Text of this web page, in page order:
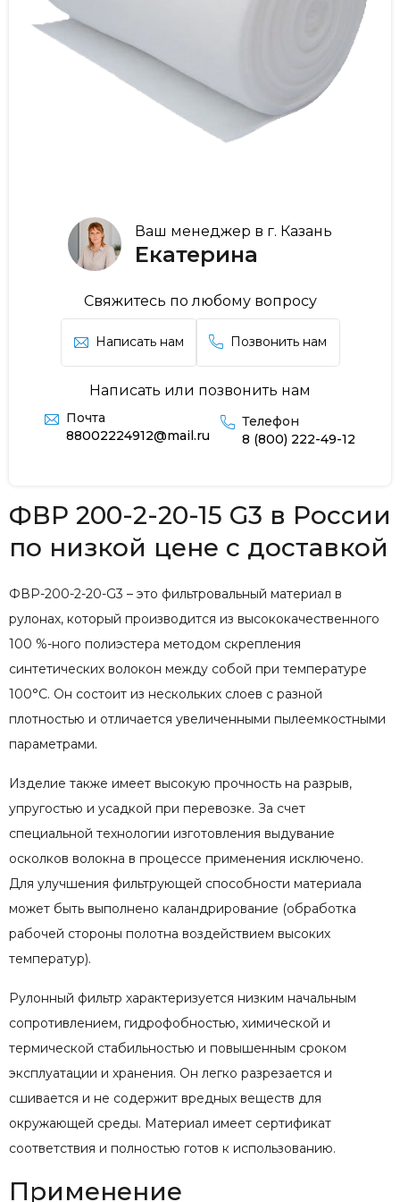
Ваш менеджер в г. Казань
Екатерина
Свяжитесь по любому вопросу
Написать нам Позвонить нам
Написать или позвонить нам
Почта
88002224912@mail.ru
Телефон
8 (800) 222-49-12
ФВР 200-2-20-15 G3 в России
по низкой цене с доставкой
ФВР-200-2-20-G3 – это фильтровальный материал в
рулонах, который производится из высококачественного
100 %-ного полиэстера методом скрепления
синтетических волокон между собой при температуре
100°С. Он состоит из нескольких слоев с разной
плотностью и отличается увеличенными пылеемкостными
параметрами.
Изделие также имеет высокую прочность на разрыв,
упругостью и усадкой при перевозке. За счет
специальной технологии изготовления выдувание
осколков волокна в процессе применения исключено.
Для улучшения фильтрующей способности материала
может быть выполнено каландрирование (обработка
рабочей стороны полотна воздействием высоких
температур).
Рулонный фильтр характеризуется низким начальным
сопротивлением, гидрофобностью, химической и
термической стабильностью и повышенным сроком
эксплуатации и хранения. Он легко разрезается и
сшивается и не содержит вредных веществ для
окружающей среды. Материал имеет сертификат
соответствия и полностью готов к использованию.
Применение